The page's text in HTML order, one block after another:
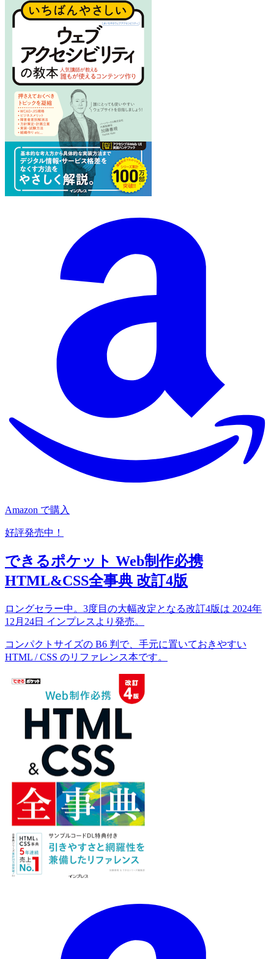
Amazon で購入
好評発売中！
できるポケット Web制作必携
HTML&CSS全事典 改訂4版
ロングセラー中。3度目の大幅改定となる改訂4版は 2024年
12月24日 インプレスより発売。
コンパクトサイズの B6 判で、手元に置いておきやすい
HTML / CSS のリファレンス本です。